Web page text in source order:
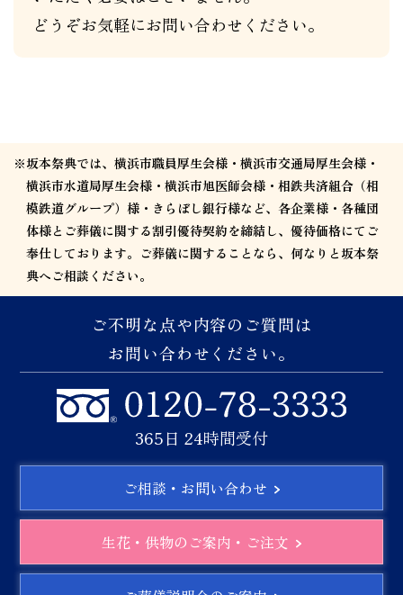
どうぞお気軽にお問い合わせください。
※坂本祭典では、横浜市職員厚生会様・横浜市交通局厚生会様・
横浜市水道局厚生会様・横浜市旭医師会様・相鉄共済組合（相
模鉄道グループ）様・きらぼし銀行様など、各企業様・各種団
体様とご葬儀に関する割引優待契約を締結し、優待価格にてご
奉仕しております。ご葬儀に関することなら、何なりと坂本祭
典へご相談ください。
ご不明な点や内容のご質問は
お問い合わせください。
365日 24時間受付
ご相談・お問い合わせ
生花・供物のご案内・ご注文